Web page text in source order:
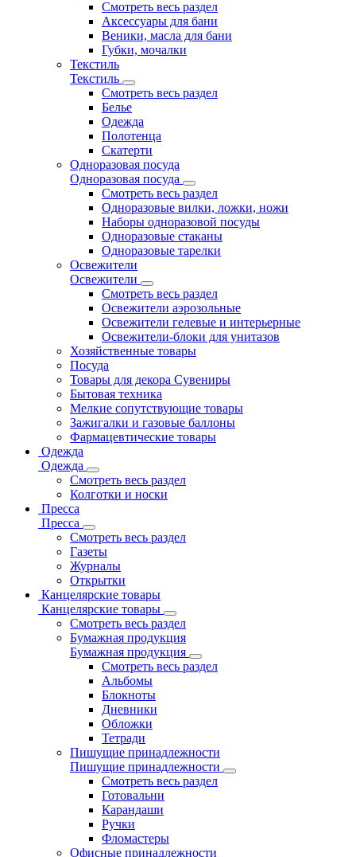
Смотреть весь раздел
Аксессуары для бани
Веники, масла для бани
Губки, мочалки
Текстиль
Текстиль
Смотреть весь раздел
Белье
Одежда
Полотенца
Скатерти
Одноразовая посуда
Одноразовая посуда
Смотреть весь раздел
Одноразовые вилки, ложки, ножи
Наборы одноразовой посуды
Одноразовые стаканы
Одноразовые тарелки
Освежители
Освежители
Смотреть весь раздел
Освежители аэрозольные
Освежители гелевые и интерьерные
Освежители-блоки для унитазов
Хозяйственные товары
Посуда
Товары для декора Сувениры
Бытовая техника
Мелкие сопутствующие товары
Зажигалки и газовые баллоны
Фармацевтические товары
Одежда
Одежда
Смотреть весь раздел
Колготки и носки
Пресса
Пресса
Смотреть весь раздел
Газеты
Журналы
Открытки
Канцелярские товары
Канцелярские товары
Смотреть весь раздел
Бумажная продукция
Бумажная продукция
Смотреть весь раздел
Альбомы
Блокноты
Дневники
Обложки
Тетради
Пишущие принадлежности
Пишущие принадлежности
Смотреть весь раздел
Готовальни
Карандаши
Ручки
Фломастеры
Офисные принадлежности